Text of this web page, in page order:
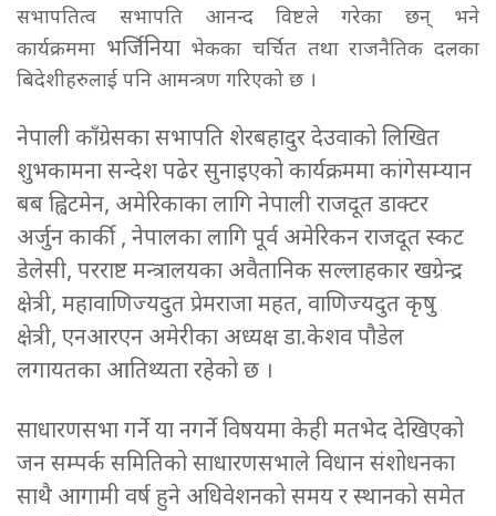
सभापतित्व सभापति आनन्द विष्टले गरेका छन् भने
कार्यक्रममा भर्जिनियाभेकका चर्चित तथा राजनैतिक दलका
बिदेशीहरुलाई पनि आमन्त्रण गरिएको छ ।
नेपाली काँग्रेसका सभापति शेरबहादुर देउवाको लिखित
शुभकामना सन्देश पढेर सुनाइएको कार्यक्रममा कांगेसम्यान
बब ह्विटमेन, अमेरिकाका लागि नेपाली राजदूत डाक्टर
अर्जुन कार्की , नेपालका लागि पूर्व अमेरिकन राजदूत स्कट
डेलेसी, परराष्ट मन्त्रालयका अवैतानिक सल्लाहकार खग्रेन्द्र
क्षेत्री, महावाणिज्यदुत प्रेमराजा महत, वाणिज्यदुत कृषु
क्षेत्री, एनआरएन अमेरीका अध्यक्ष डा.केशव पौडेल
लगायतका आतिथ्यता रहेको छ ।
साधारणसभा गर्ने या नगर्ने विषयमा केही मतभेद देखिएको
जन सम्पर्क समितिको साधारणसभाले विधान संशोधनका
साथै आगामी वर्ष हुने अधिवेशनको समय र स्थानको समेत